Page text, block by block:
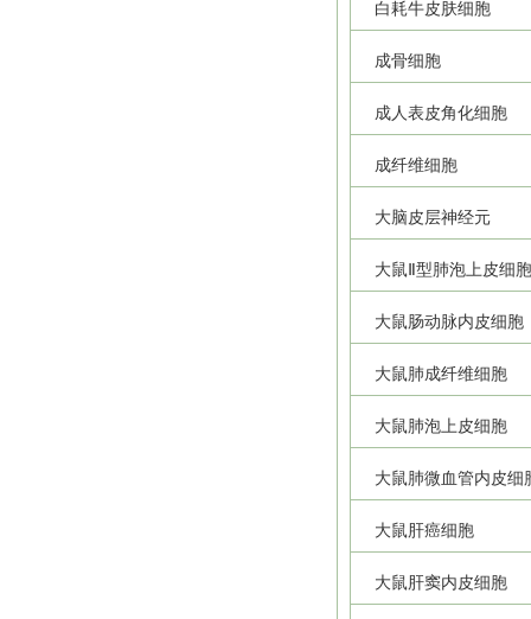
白耗牛皮肤细胞
成骨细胞
成人表皮角化细胞
成纤维细胞
大脑皮层神经元
大鼠Ⅱ型肺泡上皮细胞
大鼠肠动脉内皮细胞
大鼠肺成纤维细胞
大鼠肺泡上皮细胞
大鼠肺微血管内皮细
大鼠肝癌细胞
大鼠肝窦内皮细胞